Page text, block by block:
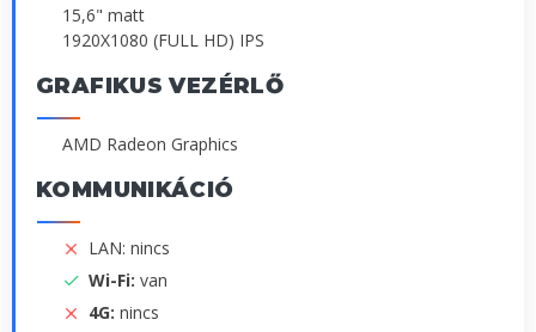
15,6" matt
1920X1080 (FULL HD) IPS
GRAFIKUS VEZÉRLŐ
AMD Radeon Graphics
KOMMUNIKÁCIÓ
LAN: nincs
Wi-Fi: van
4G: nincs